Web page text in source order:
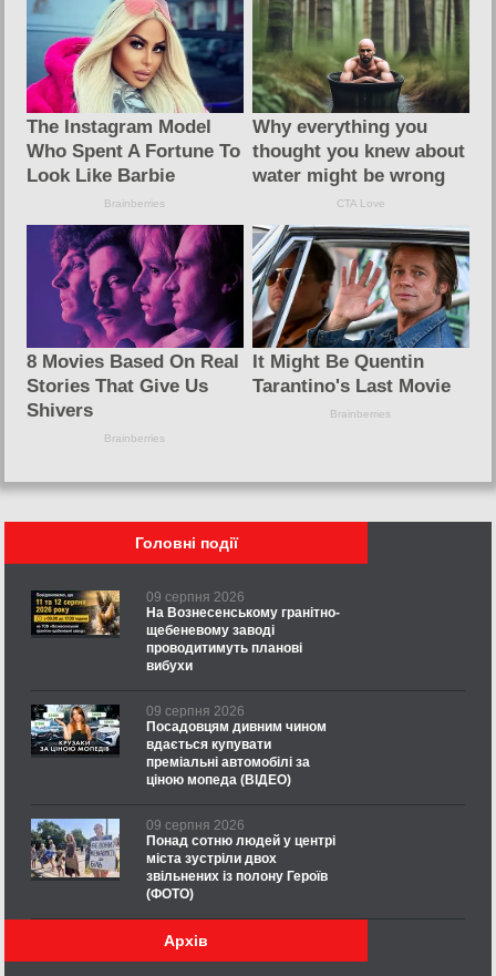
Головні події
09 серпня 2026
На Вознесенському гранітно-
щебеневому заводі
проводитимуть планові
вибухи
09 серпня 2026
Посадовцям дивним чином
вдається купувати
преміальні автомобілі за
ціною мопеда (ВІДЕО)
09 серпня 2026
Понад сотню людей у центрі
міста зустріли двох
звільнених із полону Героїв
(ФОТО)
Архів